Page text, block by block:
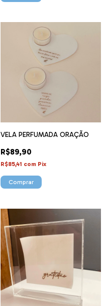
VELA PERFUMADA ORAÇÃO
R$89,90
R$85,41 com Pix